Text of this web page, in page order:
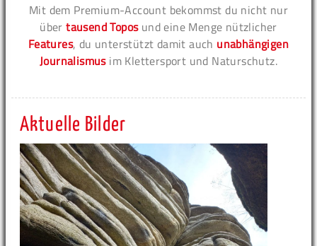
Mit dem Premium-Account bekommst du nicht nur
übertausend Toposund eine Menge nützlicher
Features, du unterstützt damit auch unabhängigen
Journalismusim Klettersport und Naturschutz.
Aktuelle Bilder